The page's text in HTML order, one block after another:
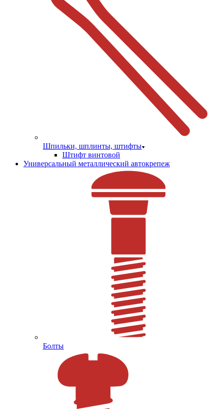
Шпильки, шплинты, штифты
Штифт винтовой
Универсальный металлический автокрепеж
Болты